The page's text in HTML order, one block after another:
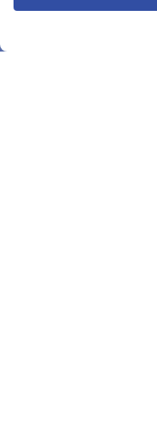
© VBL 2026